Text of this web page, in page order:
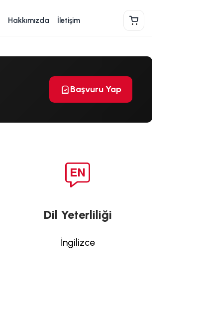
Hakkımızda İletişim
Sepet
Başvuru Yap
Dil Yeterliliği
İngilizce